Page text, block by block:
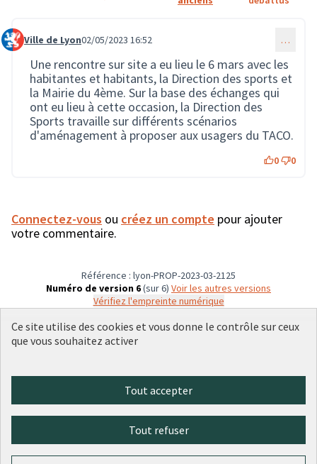
Commentaire 1650
Ville de Lyon02/05/2023 16:52 …
Une rencontre sur site a eu lieu le 6 mars avec les
habitantes et habitants, la Direction des sports et
la Mairie du 4ème. Sur la base des échanges qui
ont eu lieu à cette occasion, la Direction des
Sports travaille sur différents scénarios
d'aménagement à proposer aux usagers du TACO.
0 0
Connectez-vous ou créez un compte pour ajouter
votre commentaire.
Référence : lyon-PROP-2023-03-2125
Numéro de version 6(sur 6)
voir les autres versions
Vérifiez l'empreinte numérique
(Lien externe)
(Lien externe)
(Lien externe)
(Lien externe)
(Lien externe)
(Lien externe) Licence
(Lien
Ce site utilise des cookies et vous donne le contrôle sur ceux
que vous souhaitez activer
Tout accepter
Tout refuser